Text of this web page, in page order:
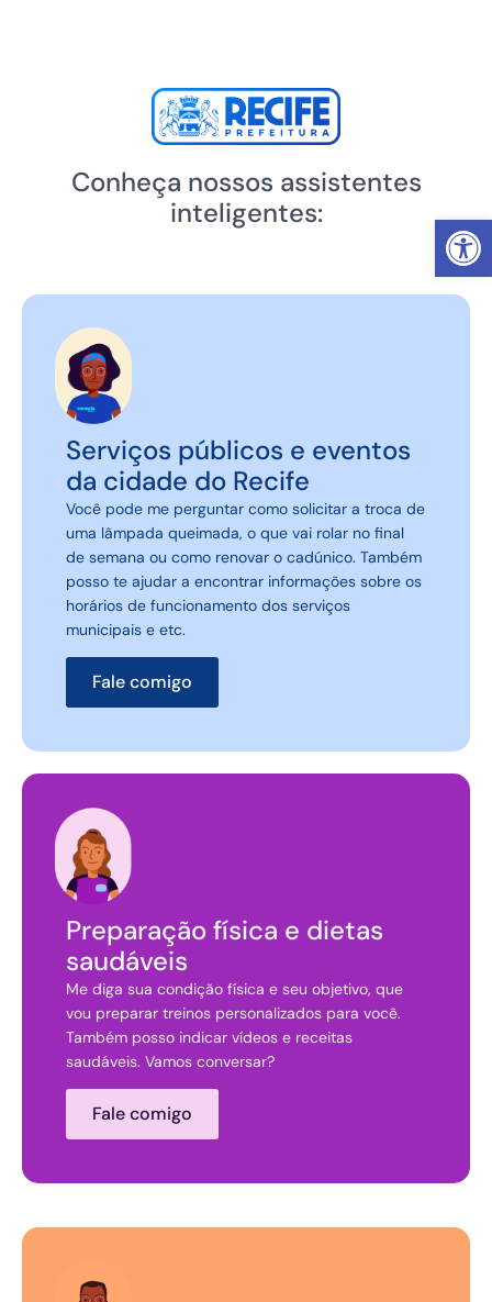
Abrir
Conheça nossos assistentes
inteligentes:
Serviços públicos e eventos
da cidade do Recife
Você pode me perguntar como solicitar a troca de
uma lâmpada queimada, o que vai rolar no final
de semana ou como renovar o cadúnico. Também
posso te ajudar a encontrar informações sobre os
horários de funcionamento dos serviços
municipais e etc.
Fale comigo
Preparação física e dietas
saudáveis
Me diga sua condição física e seu objetivo, que
vou preparar treinos personalizados para você.
Também posso indicar vídeos e receitas
saudáveis. Vamos conversar?
Fale comigo